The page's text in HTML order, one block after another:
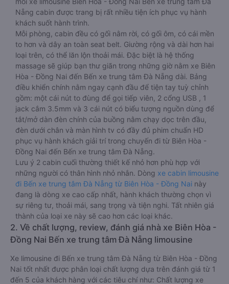
Nẵng cabin được trang bị rất nhiều tiện ích phục vụ hành
khách suốt hành trình.
Mỗi phòng, cabin đều có gối nằm rời, có gối ôm, có cái mền
to hơn và dây an toàn seat belt. Giường rộng và dài hơn hai
loại trên, có thể lăn lộn thoải mái. Đặc biệt là hệ thống
massage sẽ giúp bạn thư giãn trong những giờ nằm xe Biên
Hòa - Đồng Nai đến Bến xe trung tâm Đà Nẵng dài. Bảng
điều khiển chính nằm ngay cạnh đầu để tiện tay tuỳ chỉnh
gồm: một cái nút to đùng để gọi tiếp viên, 2 cổng USB , 1
jack cắm 3.5mm và 3 cái nút có biểu tượng nguồn dùng để
tắt/mở dàn đèn chính của buồng nằm chạy dọc trên đầu,
đèn dưới chân và màn hình tv có đầy đủ phim chuẩn HD
phục vụ hành khách giải trí trong chuyến đi từ Biên Hòa -
Đồng Nai đến Bến xe trung tâm Đà Nẵng.
Lưu ý 2 cabin cuối thường thiết kế nhỏ hơn phù hợp với
những người có thân hình nhỏ nhắn. Dòng xe cabin limousine
đi Bến xe trung tâm Đà Nẵng từ Biên Hòa - Đồng Nai này
đang là dòng xe cao cấp nhất, hành khách thường chọn vì
sự riêng tư, thoải mái, sang trọng và tiện nghi. Tất nhiên giá
thành của loại xe này sẽ cao hơn các loại khác.
2. Về chất lượng, review, đánh giá nhà xe Biên Hòa -
Đồng Nai Bến xe trung tâm Đà Nẵng limousine
Xe limousine đi Bến xe trung tâm Đà Nẵng từ Biên Hòa - Đồng
Nai tốt nhất được phân loại chất lượng dựa trên đánh giá từ 1
đến 5 của khách hàng với các tiêu chí như: Chất lượng xe